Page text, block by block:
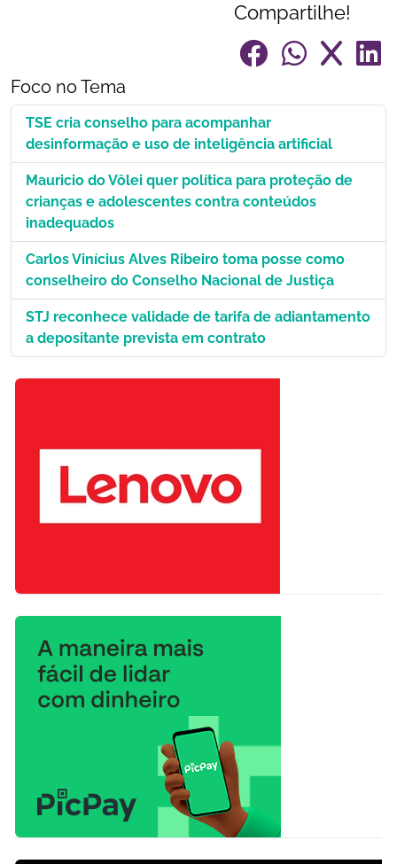
Compartilhe!
Foco no Tema
TSE cria conselho para acompanhar
desinformação e uso de inteligência artificial
Mauricio do Vôlei quer política para proteção de
crianças e adolescentes contra conteúdos
inadequados
Carlos Vinícius Alves Ribeiro toma posse como
conselheiro do Conselho Nacional de Justiça
STJ reconhece validade de tarifa de adiantamento
a depositante prevista em contrato